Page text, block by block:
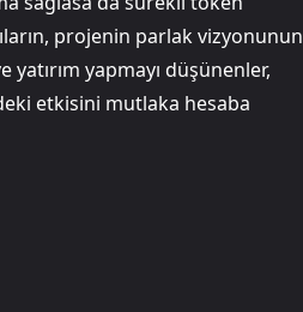
projenin parlak vizyonunun
yapmayı düşünenler,
etkisini mutlaka hesaba